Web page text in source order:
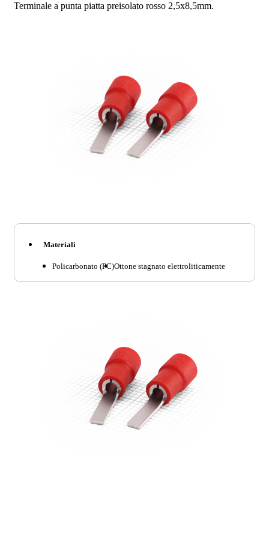
Terminale a punta piatta preisolato rosso 2,5x8,5mm.
Materiali
Policarbonato (PC)Ottone stagnato elettroliticamente